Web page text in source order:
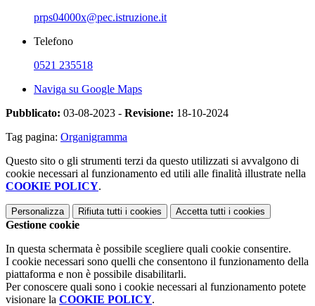
prps04000x@pec.istruzione.it
Telefono
0521 235518
Naviga su Google Maps
Pubblicato: 03-08-2023 - Revisione: 18-10-2024
Tag pagina: Organigramma
Questo sito o gli strumenti terzi da questo utilizzati si avvalgono di
cookie necessari al funzionamento ed utili alle finalità illustrate nella
COOKIE POLICY.
Personalizza Rifiuta tutti i cookies Accetta tutti i cookies
Gestione cookie
In questa schermata è possibile scegliere quali cookie consentire.
I cookie necessari sono quelli che consentono il funzionamento della
piattaforma e non è possibile disabilitarli.
Per conoscere quali sono i cookie necessari al funzionamento potete
visionare la COOKIE POLICY.